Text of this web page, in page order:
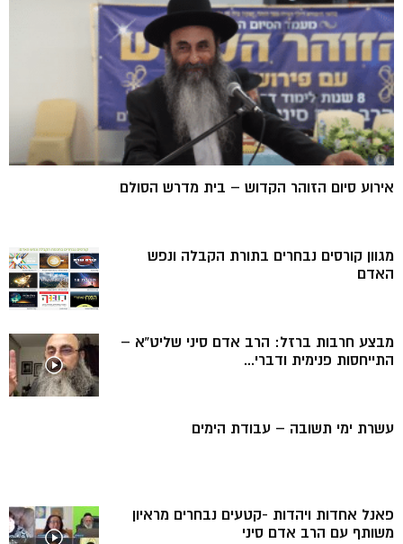
אירוע סיום הזוהר הקדוש – בית מדרש הסולם
מגוון קורסים נבחרים בתורת הקבלה ונפש
האדם
מבצע חרבות ברזל: הרב אדם סיני שליט”א –
התייחסות פנימית ודברי...
עשרת ימי תשובה – עבודת הימים
פאנל אחדות ויהדות -קטעים נבחרים מראיון
משותף עם הרב אדם סיני